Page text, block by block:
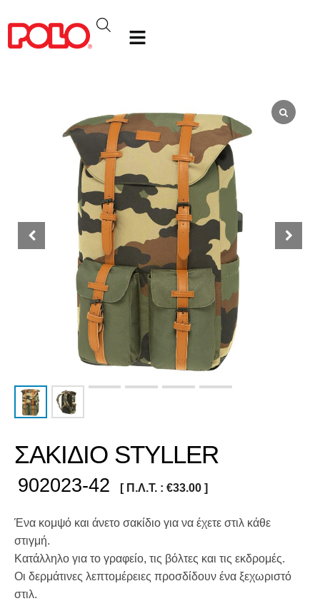
ΣΑΚΙΔΙΟ STYLLER
902023-42 [ Π.Λ.Τ. : €33.00 ]
Ένα κομψό και άνετο σακίδιο για να έχετε στιλ κάθε
στιγμή.
Κατάλληλο για το γραφείο, τις βόλτες και τις εκδρομές.
Οι δερμάτινες λεπτομέρειες προσδίδουν ένα ξεχωριστό
στιλ.